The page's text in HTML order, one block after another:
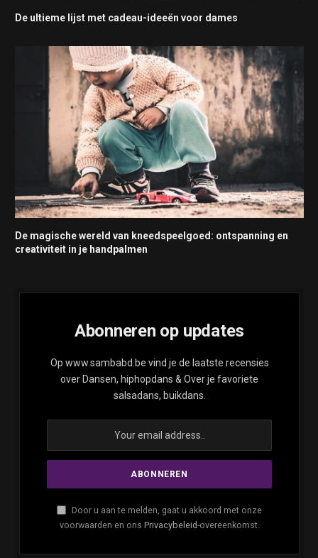
De ultieme lijst met cadeau-ideeën voor dames
De magische wereld van kneedspeelgoed: ontspanning en
creativiteit in je handpalmen
Abonneren op updates
Op www.sambabd.be vind je de laatste recensies
over Dansen, hiphopdans & Over je favoriete
salsadans, buikdans.
Door u aan te melden, gaat u akkoord met onze
voorwaarden en ons Privacybeleid-overeenkomst.